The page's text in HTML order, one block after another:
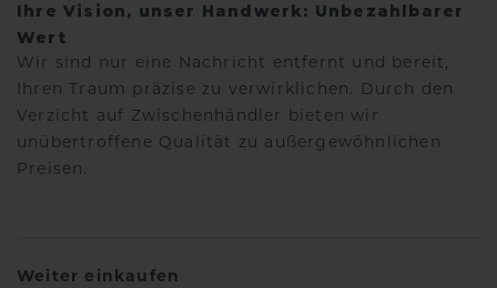
Ihre Vision, unser Handwerk: Unbezahlbarer
Wert
Wir sind nur eine Nachricht entfernt und bereit,
Ihren Traum präzise zu verwirklichen. Durch den
Verzicht auf Zwischenhändler bieten wir
unübertroffene Qualität zu außergewöhnlichen
Preisen.
Weiter einkaufen